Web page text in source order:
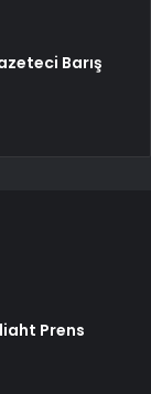
Barış
Prens